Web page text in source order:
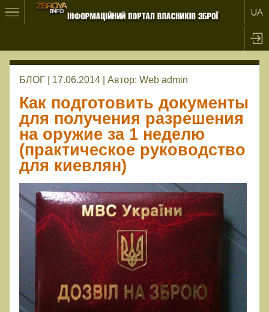
БЛОГ | 17.06.2014 | Автор: Web admin
Как подготовить документы
для получения разрешения
на оружие за 1 неделю
(практическое руководство
для киевлян)